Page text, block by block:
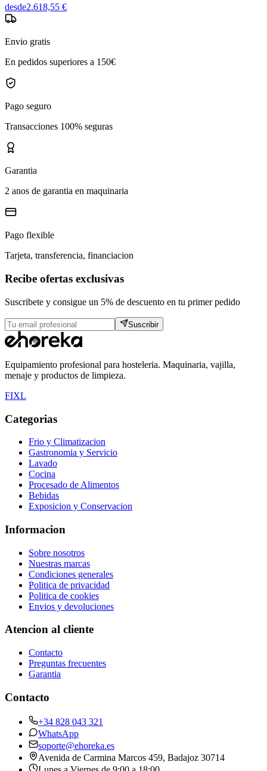
desde2.618,55 €
Envio gratis
En pedidos superiores a 150€
Pago seguro
Transacciones 100% seguras
Garantia
2 anos de garantia en maquinaria
Pago flexible
Tarjeta, transferencia, financiacion
Recibe ofertas exclusivas
Suscribete y consigue un 5% de descuento en tu primer pedido
Suscribir
Equipamiento profesional para hosteleria. Maquinaria, vajilla,
menaje y productos de limpieza.
FIXL
Categorias
Frio y Climatizacion
Gastronomia y Servicio
Lavado
Cocina
Procesado de Alimentos
Bebidas
Exposicion y Conservacion
Informacion
Sobre nosotros
Nuestras marcas
Condiciones generales
Politica de privacidad
Politica de cookies
Envios y devoluciones
Atencion al cliente
Contacto
Preguntas frecuentes
Garantia
Contacto
+34 828 043 321
WhatsApp
soporte@ehoreka.es
Avenida de Carmina Marcos 459, Badajoz 30714